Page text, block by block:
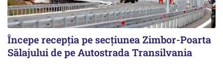
Începe recepţia pe secţiunea Zimbor-Poarta
Sălajului de pe Autostrada Transilvania